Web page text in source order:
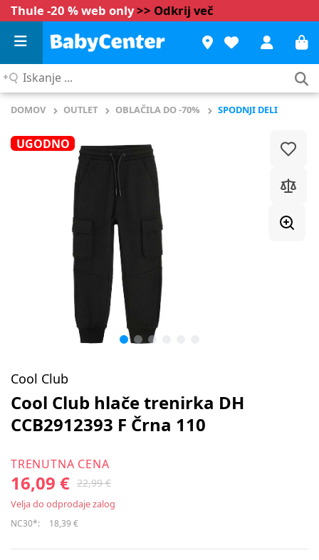
Thule -20 % web only>> Odkrij več
Iskanje
DOMOV OUTLET OBLAČILA DO -70% SPODNJI DELI
UGODNO
Cool Club
Cool Club hlače trenirka DH
CCB2912393 F Črna 110
TRENUTNA CENA
16,09 € 22,99 €
Velja do odprodaje zalog
NC30*: 18,39 €